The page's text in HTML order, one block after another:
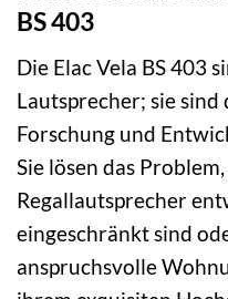
BS 403
Die Elac Vela BS 403
Lautsprecher; sie
Forschung und
Sie lösen das
Regallautsprecher
eingeschränkt sind
anspruchsvolle